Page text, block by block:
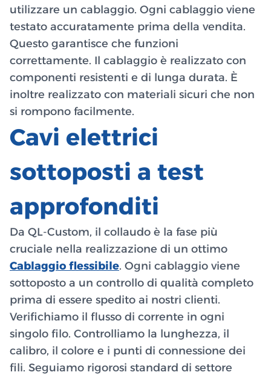
utilizzare un cablaggio. Ogni cablaggio viene
testato accuratamente prima della vendita.
Questo garantisce che funzioni
correttamente. Il cablaggio è realizzato con
componenti resistenti e di lunga durata. È
inoltre realizzato con materiali sicuri che non
si rompono facilmente.
Cavi elettrici
sottoposti a test
approfonditi
Da QL-Custom, il collaudo è la fase più
cruciale nella realizzazione di un ottimo
Cablaggio flessibile. Ogni cablaggio viene
sottoposto a un controllo di qualità completo
prima di essere spedito ai nostri clienti.
Verifichiamo il flusso di corrente in ogni
singolo filo. Controlliamo la lunghezza, il
calibro, il colore e i punti di connessione dei
fili. Seguiamo rigorosi standard di settore